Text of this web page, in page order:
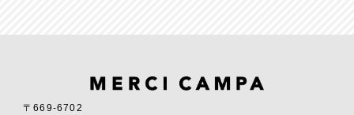
〒669-6702